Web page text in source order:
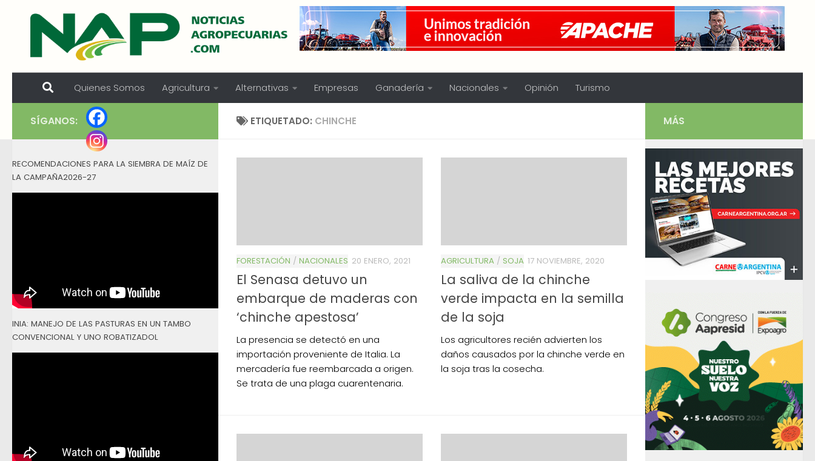
Skip to content
Quienes Somos Agricultura Alternativas Empresas Ganadería Nacionales Opinión Turismo
ETIQUETADO: CHINCHE
FORESTACIÓN / NACIONALES 20 ENERO, 2021
El Senasa detuvo un
embarque de maderas con
‘chinche apestosa’
La presencia se detectó en una
importación proveniente de Italia. La
mercadería fue reembarcada a origen.
Se trata de una plaga cuarentenaria.
AGRICULTURA / SOJA 17 NOVIEMBRE, 2020
La saliva de la chinche
verde impacta en la semilla
de la soja
Los agricultores recién advierten los
daños causados por la chinche verde en
la soja tras la cosecha.
SÍGANOS:
RECOMENDACIONES PARA LA SIEMBRA DE MAÍZ DE
LA CAMPAÑA2026-27
INIA: MANEJO DE LAS PASTURAS EN UN TAMBO
CONVENCIONAL Y UNO ROBATIZADOL
MÁS